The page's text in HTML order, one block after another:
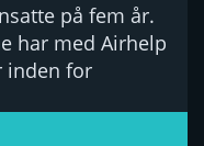
på fem år.
har med Airhelp
inden for